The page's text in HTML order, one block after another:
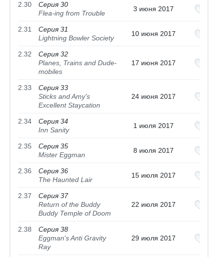
2.30
Серия 30
Flea-ing from Trouble
3 июня 2017
2.31
Серия 31
Lightning Bowler Society
10 июня 2017
2.32
Серия 32
Planes, Trains and Dude-
mobiles
17 июня 2017
2.33
Серия 33
Sticks and Amy's
Excellent Staycation
24 июня 2017
2.34
Серия 34
Inn Sanity
1 июля 2017
2.35
Серия 35
Mister Eggman
8 июля 2017
2.36
Серия 36
The Haunted Lair
15 июля 2017
2.37
Серия 37
Return of the Buddy
Buddy Temple of Doom
22 июля 2017
2.38
Серия 38
Eggman's Anti Gravity
Ray
29 июля 2017